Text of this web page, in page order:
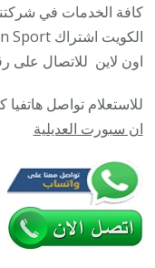
كافة الخدمات في
اون لاين للاتصال على
للاستعلام تواصل
ان سبورت العديلية